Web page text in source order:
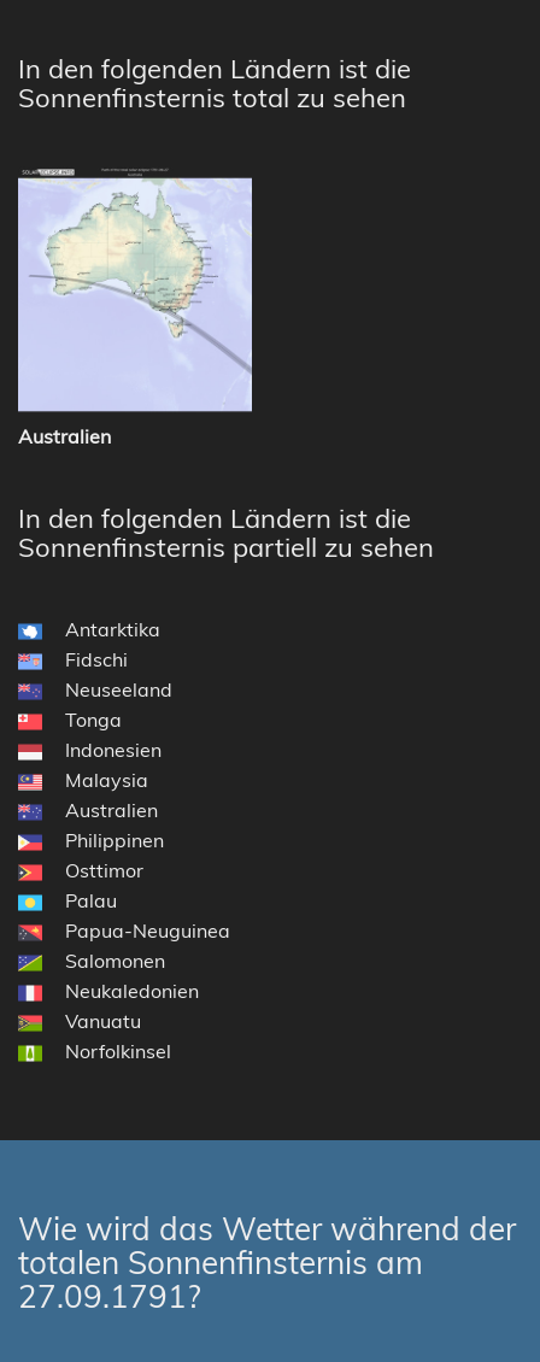
In den folgenden Ländern ist die
Sonnenfinsternis total zu sehen
Australien
In den folgenden Ländern ist die
Sonnenfinsternis partiell zu sehen
Antarktika
Fidschi
Neuseeland
Tonga
Indonesien
Malaysia
Australien
Philippinen
Osttimor
Palau
Papua-Neuguinea
Salomonen
Neukaledonien
Vanuatu
Norfolkinsel
Wie wird das Wetter während der
totalen Sonnenfinsternis am
27.09.1791?